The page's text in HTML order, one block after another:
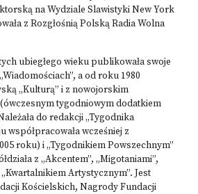
na Wydziale Slawistyki New York
z Rozgłośnią Polską Radia Wolna
ubiegłego wieku publikowała swoje
a od roku 1980
„Kulturą” i z nowojorskim
tygodniowym dodatkiem
do redakcji „Tygodnika
współpracowała wcześniej z
roku) i „Tygodnikiem Powszechnym”
z „Akcentem”, „Migotaniami”,
„Kwartalnikiem Artystycznym”. Jest
Kościelskich, Nagrody Fundacji